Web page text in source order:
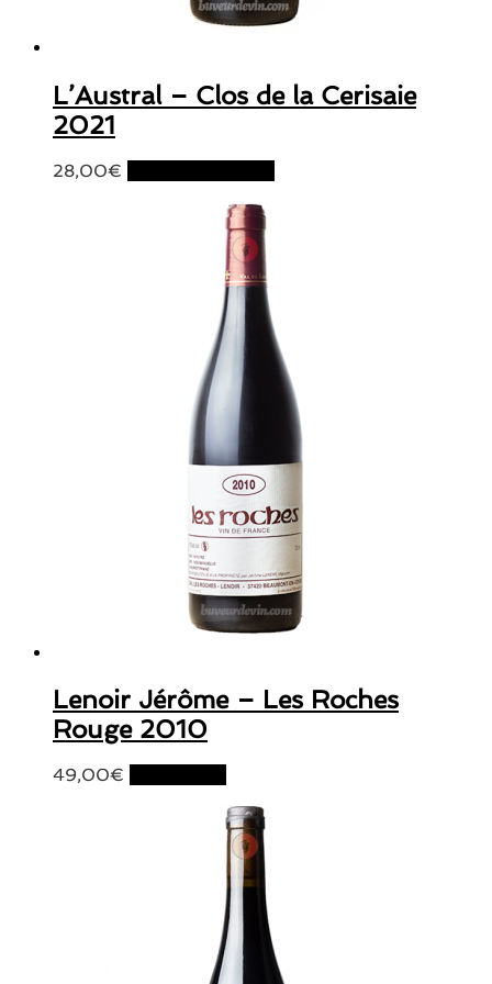
L’Austral – Clos de la Cerisaie
2021
28,00€
Lenoir Jérôme – Les Roches
Rouge 2010
49,00€